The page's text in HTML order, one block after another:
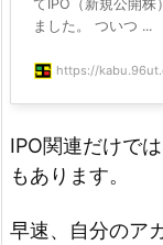
てIPO（新規公開株
ました。 ついつ ...
https://
IPO関連だけで
もあります。
早速、自分のア